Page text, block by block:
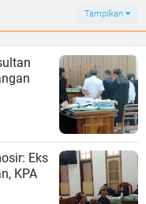
Tampilkan
Eks
KPA